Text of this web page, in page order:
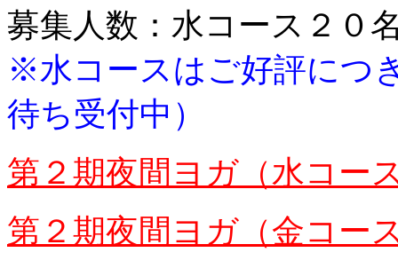
募集人数：水コース２０
※水コースはご好評につ
待ち受付中）
第２期夜間ヨガ（水コー
第２期夜間ヨガ（金コー